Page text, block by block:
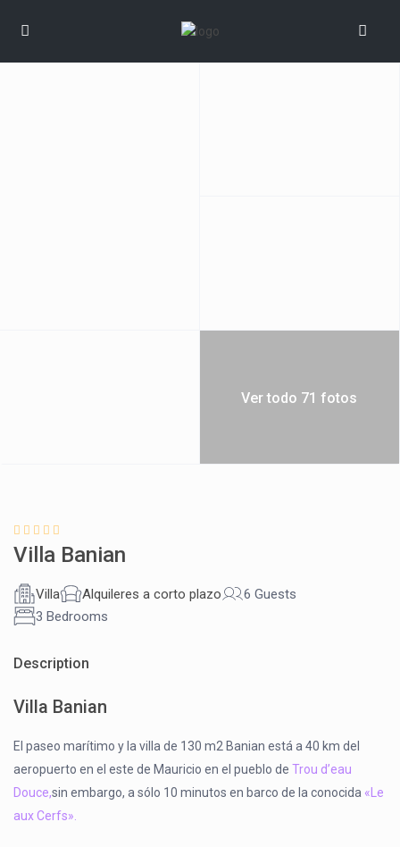
Ver todo 71 fotos
Villa Banian
Villa Alquileres a corto plazo
6 Guests
3 Bedrooms
Description
Villa Banian
El paseo marítimo y la villa de 130 m2 Banian está a 40 km del
aeropuerto en el este de Mauricio en el pueblo deTrou d’eau
Douce,sin embargo, a sólo 10 minutos en barco de la conocida «Le
aux Cerfs».